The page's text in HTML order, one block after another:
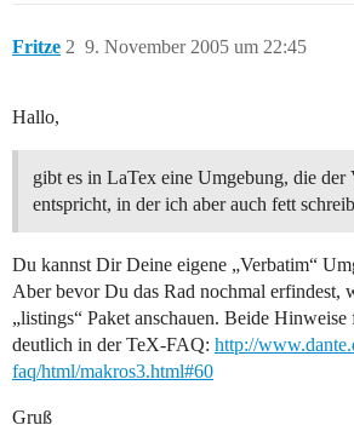
Fritze 9. November 2005 um 22:45
2
Hallo,
gibt es in LaTex eine Umgebung, die der
entspricht, in der ich aber auch fett
Du kannst Dir Deine eigene „Verbatim“
Aber bevor Du das Rad nochmal erfindest,
„listings“ Paket anschauen. Beide
deutlich in der TeX-FAQ: http://
faq/html/makros3.html#60
Gruß